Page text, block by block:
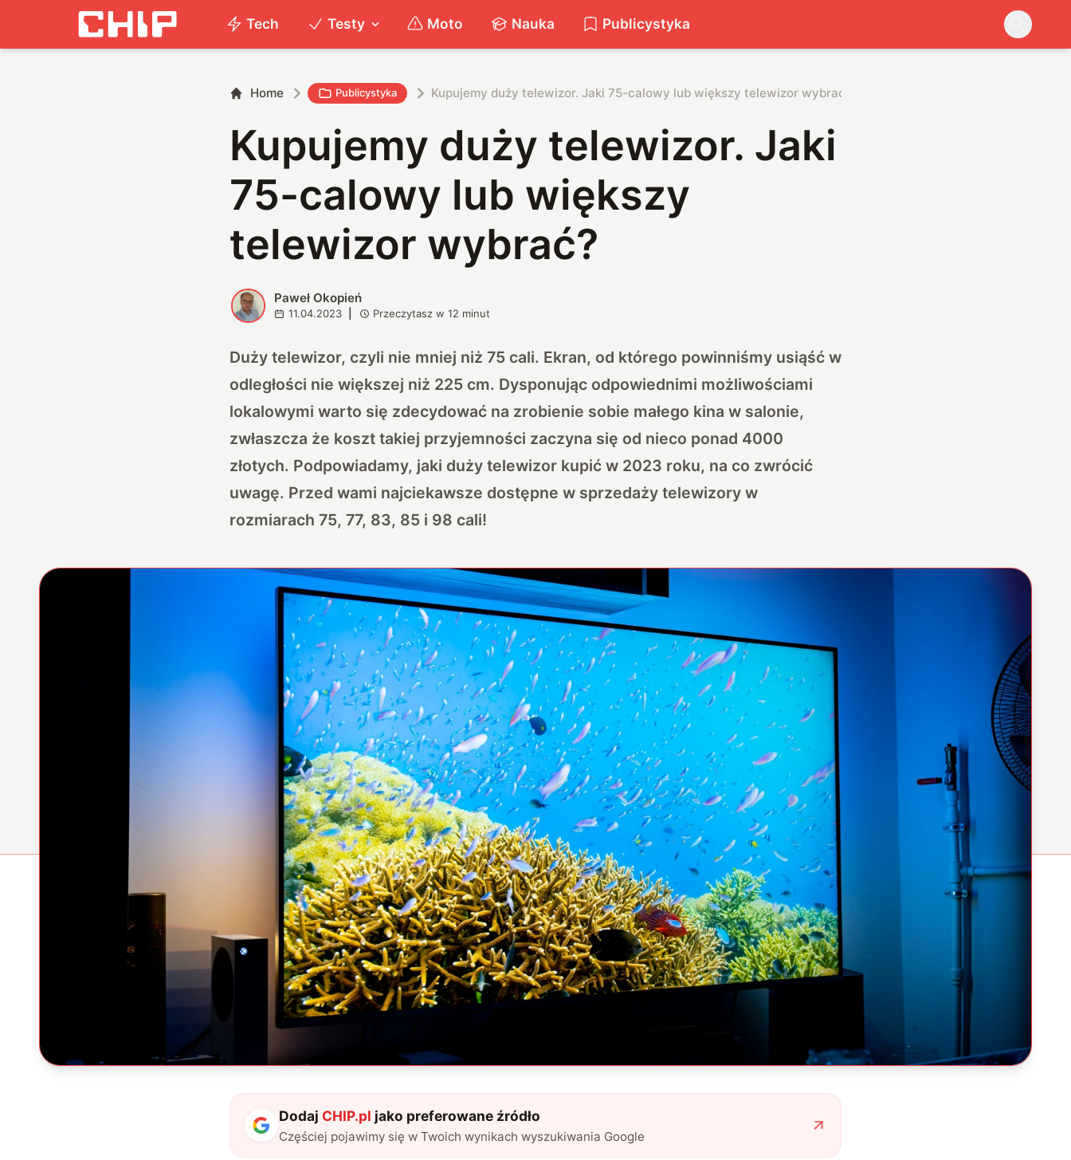
Tech Testy Moto Nauka Publicystyka
Home Publicystyka Kupujemy duży telewizor. Jaki 75-calowy lub większy telewizor wybrać?
Kupujemy duży telewizor. Jaki
75-calowy lub większy
telewizor wybrać?
P Paweł Okopień
11.04.2023 Przeczytasz w12 minut
Duży telewizor, czyli nie mniej niż 75 cali. Ekran, od którego powinniśmy usiąść w
odległości nie większej niż 225 cm. Dysponując odpowiednimi możliwościami
lokalowymi warto się zdecydować na zrobienie sobie małego kina w salonie,
zwłaszcza że koszt takiej przyjemności zaczyna się od nieco ponad 4000
złotych. Podpowiadamy, jaki duży telewizor kupić w 2023 roku, na co zwrócić
uwagę. Przed wami najciekawsze dostępne w sprzedaży telewizory w
rozmiarach 75, 77, 83, 85 i 98 cali!
Dodaj CHIP.pl jako preferowane źródło
Częściej pojawimy się w Twoich wynikach wyszukiwania Google